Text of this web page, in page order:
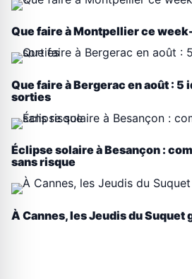
Que faire à Montpellier ce
Que faire à Bergerac en août : 5
sorties
Éclipse solaire à Besançon :
sans risque
À Cannes, les Jeudis du Suquet